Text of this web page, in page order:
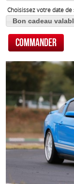
Choisissez votre date de
Bon cadeau